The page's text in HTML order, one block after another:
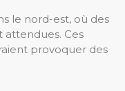
le nord-est, où des
Ces
provoquer des